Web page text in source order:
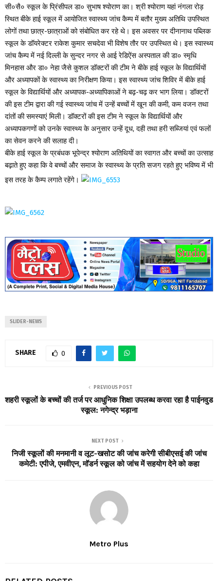
सी०सै० स्कूल के प्रिंसीपल डा० सुभाष श्योराण का। श्री श्योराण यहां नंगला रोड़
स्थित बीके हाई स्कूल में आयोजित स्वास्थ्य जांच कैम्प में बतौर मुख्य अतिथि उपस्थित
लोगों तथा छात्र-छात्राओं को संबोधित कर रहे थे। इस अवसर पर दीनानाथ पब्लिक
स्कूल के डॉयरेक्टर राकेश कुमार सचदेवा भी विशेष तौर पर उपस्थित थे। इस स्वास्थ्य
जांच कैम्प में नई दिल्ली के सुन्दर नगर से आई रेडिऐंस अस्पताल की डा० स्मृधि
मिनहास और डा० नेहा जैसे कुशल डॉक्टरों की टीम ने बीके हाई स्कूल के विद्यार्थियों
और अध्यापकों के स्वास्थ्य का निरीक्षण किया। इस स्वास्थ्य जांच शिविर में बीके हाई
स्कूल के विद्यार्थियों और अध्यापक-अध्यापिकाओं ने बढ़-चढ़ कर भाग लिया। डॉक्टरों
की इस टीम द्वारा की गई स्वास्थ्य जांच में उन्हें बच्चों में खून की कमी, कम वजन तथा
दांतों की समस्याएं मिली। डॉक्टरों की इस टीम ने स्कूल के विद्यार्थियों और
अध्यापकगणों को उनके स्वास्थ्य के अनुसार उन्हें दूध, दही तथा हरी सब्जियां एवं फलों
का सेवन करने की सलाह दी।
बीके हाई स्कूल के प्रबंधक भूपेन्द्र श्योराण अतिथियों का स्वागत और बच्चों का उत्साह
बढ़ाते हुए कहा कि वे बच्चों और समाज के स्वास्थ्य के प्रति सजग रहते हुए भविष्य में भी
इस तरह के कैम्प लगाते रहेंगे।
SLIDER-NEWS
SHARE 0
PREVIOUS POST
शहरी स्कूलों के बच्चों की तर्ज पर आधुनिक शिक्षा उपलब्ध करवा रहा है पाईनवुड
स्कूल: नगेन्द्र भड़ाना
NEXT POST
निजी स्कूलों की मनमानी व लूट-खसोट की जांच करेगी सीबीएसई की जांच
कमेटी: एपीजे, एमवीएन, मॉडर्न स्कूल को जांच में सहयोग देने को कहा
Metro Plus